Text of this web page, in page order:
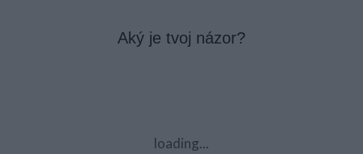
Aký je tvoj názor?
loading...